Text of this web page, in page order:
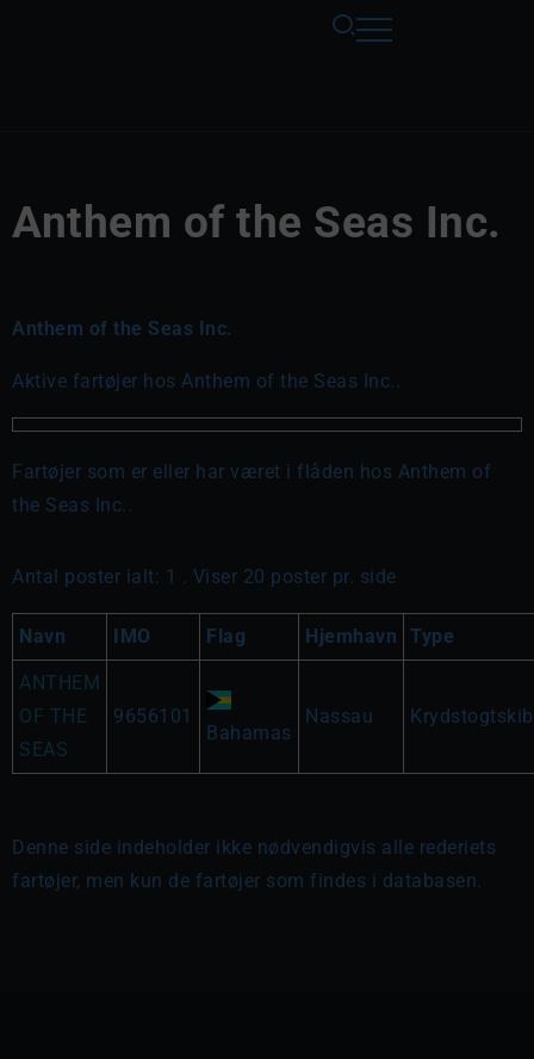
Anthem of the Seas Inc.
Anthem of the Seas Inc.
Aktive fartøjer hos Anthem of the Seas Inc..
Fartøjer som er eller har været i flåden hos Anthem of
the Seas Inc..
Antal poster ialt: 1 . Viser 20 poster pr. side
Navn IMO Flag Hjemhavn Type
ANTHEM
OF THE
SEAS
9656101
Bahamas
Nassau Krydstogtskib
Denne side indeholder ikke nødvendigvis alle rederiets
fartøjer, men kun de fartøjer som findes i databasen.